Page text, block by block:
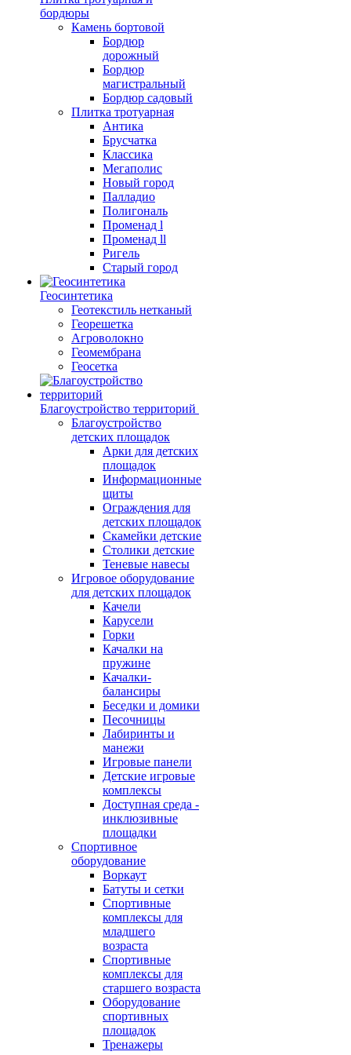
бордюры
Камень бортовой
Бордюр
дорожный
Бордюр
магистральный
Бордюр садовый
Плитка тротуарная
Антика
Брусчатка
Классика
Мегаполис
Новый город
Палладио
Полигональ
Променад l
Променад ll
Ригель
Старый город
Геосинтетика
Геотекстиль нетканый
Георешетка
Агроволокно
Геомембрана
Геосетка
Благоустройство территорий
Благоустройство
детских площадок
Арки для детских
площадок
Информационные
щиты
Ограждения для
детских площадок
Скамейки детские
Столики детские
Теневые навесы
Игровое оборудование
для детских площадок
Качели
Карусели
Горки
Качалки на
пружине
Качалки-
балансиры
Беседки и домики
Песочницы
Лабиринты и
манежи
Игровые панели
Детские игровые
комплексы
Доступная среда -
инклюзивные
площадки
Спортивное
оборудование
Воркаут
Батуты и сетки
Спортивные
комплексы для
младшего
возраста
Спортивные
комплексы для
старшего возраста
Оборудование
спортивных
площадок
Тренажеры